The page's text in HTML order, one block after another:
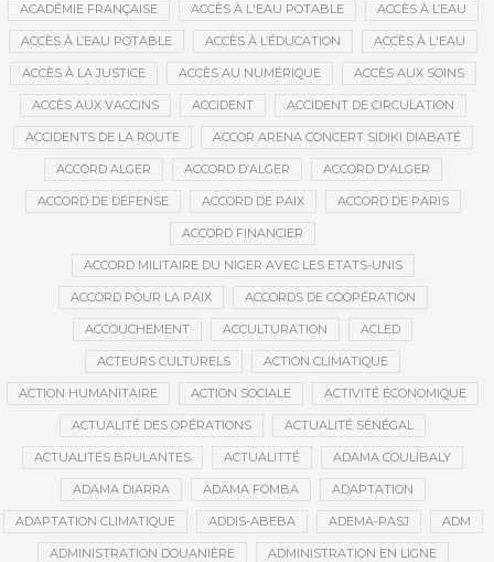
ACADÉMIE FRANÇAISE ACCÈS À L'EAU POTABLE ACCÈS À L’EAU
ACCÈS À L’EAU POTABLE ACCÈS À L’ÉDUCATION ACCÈS À L'EAU
ACCÈS À LA JUSTICE ACCÈS AU NUMÉRIQUE ACCÈS AUX SOINS
ACCÈS AUX VACCINS ACCIDENT ACCIDENT DE CIRCULATION
ACCIDENTS DE LA ROUTE ACCOR ARENA CONCERT SIDIKI DIABATÉ
ACCORD ALGER ACCORD D’ALGER ACCORD D'ALGER
ACCORD DE DÉFENSE ACCORD DE PAIX ACCORD DE PARIS
ACCORD FINANCIER
ACCORD MILITAIRE DU NIGER AVEC LES ETATS-UNIS
ACCORD POUR LA PAIX ACCORDS DE COOPÉRATION
ACCOUCHEMENT ACCULTURATION ACLED
ACTEURS CULTURELS ACTION CLIMATIQUE
ACTION HUMANITAIRE ACTION SOCIALE ACTIVITÉ ÉCONOMIQUE
ACTUALITÉ DES OPÉRATIONS ACTUALITÉ SÉNÉGAL
ACTUALITÉS BRULANTES ACTUALITTÉ ADAMA COULIBALY
ADAMA DIARRA ADAMA FOMBA ADAPTATION
ADAPTATION CLIMATIQUE ADDIS-ABEBA ADEMA-PASJ ADM
ADMINISTRATION DOUANIÈRE ADMINISTRATION EN LIGNE